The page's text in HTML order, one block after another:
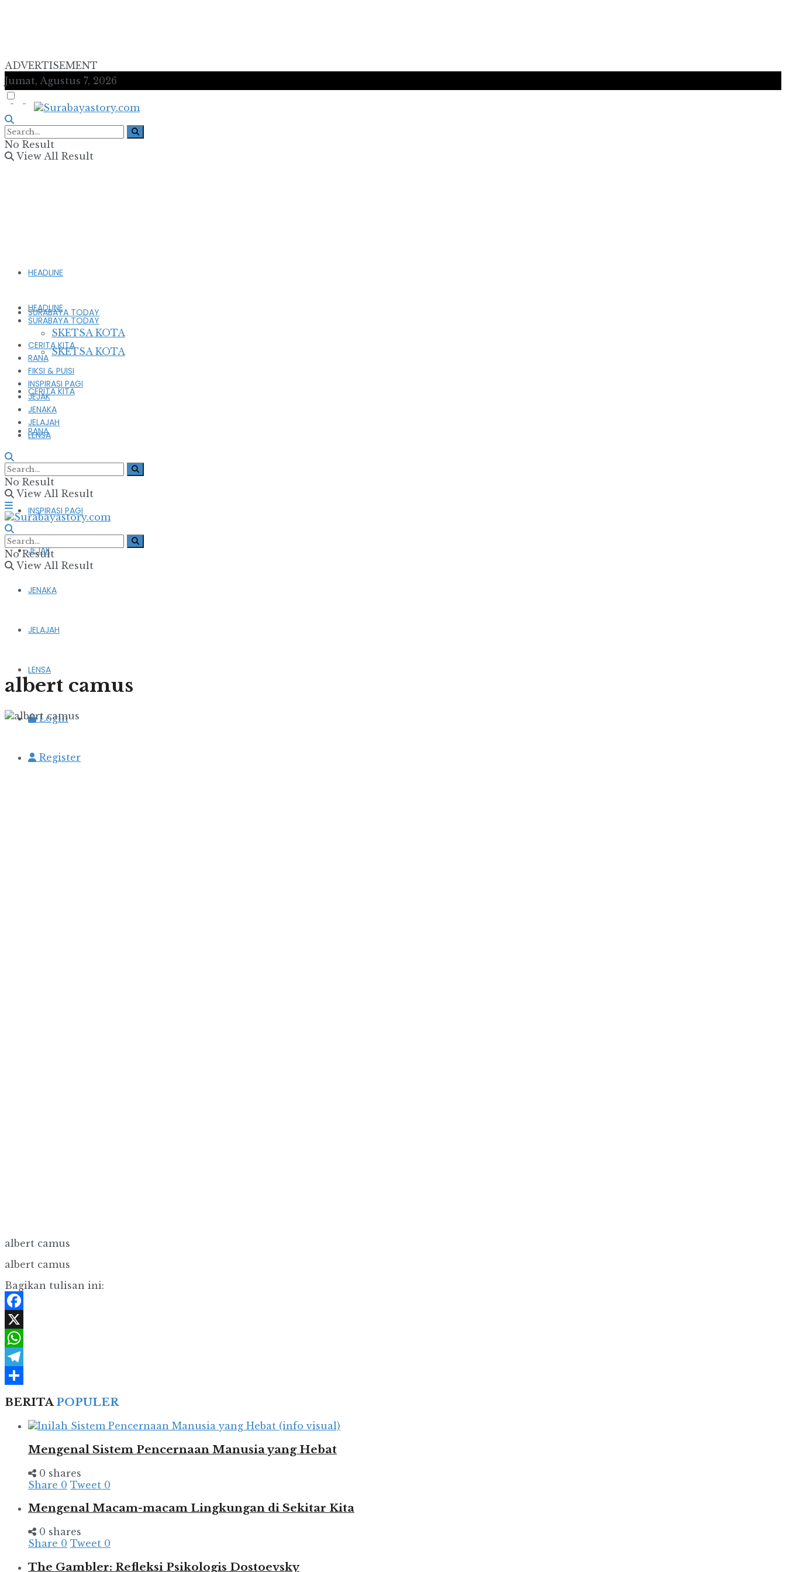
ADVERTISEMENT
Jumat, Agustus 7, 2026
No Result
View All Result
HEADLINE
SURABAYA TODAY
SKETSA KOTA
CERITA KITA
RANA
FIKSI & PUISI
INSPIRASI PAGI
JEJAK
JENAKA
JELAJAH
LENSA
Login
Register
HEADLINE
SURABAYA TODAY
SKETSA KOTA
CERITA KITA
RANA
FIKSI & PUISI
INSPIRASI PAGI
JEJAK
JENAKA
JELAJAH
LENSA
No Result
View All Result
No Result
View All Result
albert camus
albert camus
albert camus
Bagikan tulisan ini:
Facebook
X
WhatsApp
Telegram
BERITAPOPULER
Mengenal Sistem Pencernaan Manusia yang Hebat
0 shares
Share 0 Tweet 0
Mengenal Macam-macam Lingkungan di Sekitar Kita
0 shares
Share 0 Tweet 0
The Gambler: Refleksi Psikologis Dostoevsky